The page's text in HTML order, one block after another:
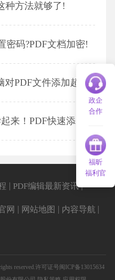
种方法就够了!
密码?PDF文档加密!
加超链接烦恼吗？快来学习！
PDF快速添加形状！
政企
合作
福昕
福利官
PDF编辑最新资讯 |
网 网站地图 内容导航
reserved.许可证号闽ICP备13015634